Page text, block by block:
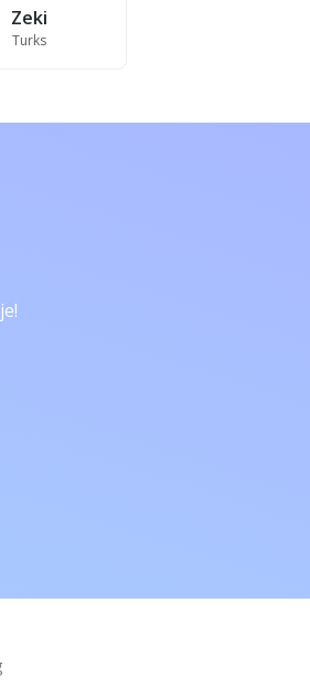
Zeki
Turks